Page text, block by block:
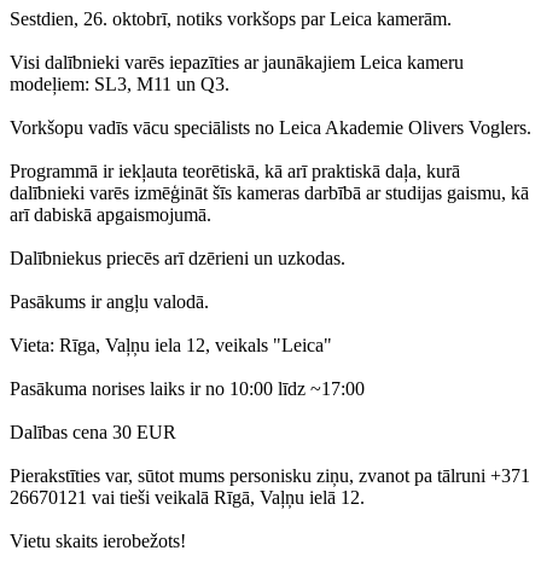
Sestdien, 26. oktobrī, notiks vorkšops par Leica kamerām.
Visi dalībnieki varēs iepazīties ar jaunākajiem Leica kameru
modeļiem: SL3, M11 un Q3.
Vorkšopu vadīs vācu speciālists no Leica Akademie Olivers Voglers.
Programmā ir iekļauta teorētiskā, kā arī praktiskā daļa, kurā
dalībnieki varēs izmēģināt šīs kameras darbībā ar studijas gaismu, kā
arī dabiskā apgaismojumā.
Dalībniekus priecēs arī dzērieni un uzkodas.
Pasākums ir angļu valodā.
Vieta: Rīga, Vaļņu iela 12, veikals "Leica"
Pasākuma norises laiks ir no 10:00 līdz ~17:00
Dalības cena 30 EUR
Pierakstīties var, sūtot mums personisku ziņu, zvanot pa tālruni +371
26670121 vai tieši veikalā Rīgā, Vaļņu ielā 12.
Vietu skaits ierobežots!